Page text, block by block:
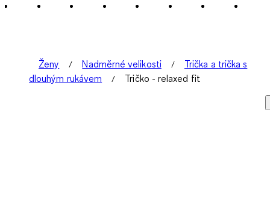
Ženy Nadměrné velikosti
Trička a trička s
dlouhým rukávem
Tričko - relaxed fit